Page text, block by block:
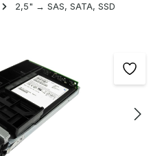
2,5" → SAS, SATA, SSD